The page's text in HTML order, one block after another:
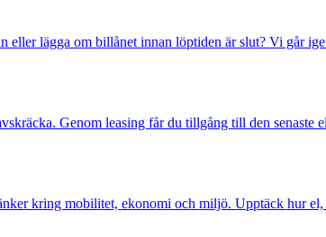
eller lägga om billånet innan löptiden är slut? Vi går
Genom leasing får du tillgång till den
kring mobilitet, ekonomi och miljö. Upptäck hur